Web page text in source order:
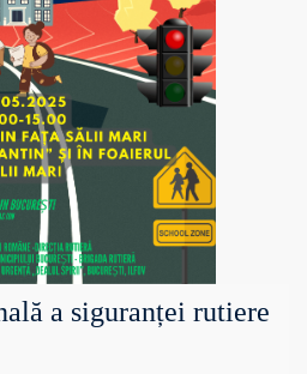
a siguranței rutiere